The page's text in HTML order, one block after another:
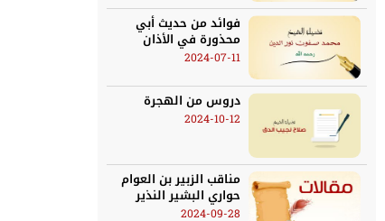
فوائد من حديث أبي
محذورة في الأذان
2024-07-11
دروس من الهجرة
2024-10-12
مناقب الزبير بن العوام
حواري البشير النذير
2024-09-28